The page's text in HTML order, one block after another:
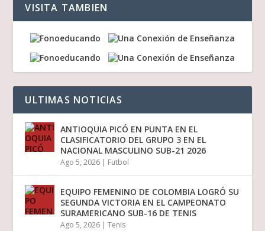
VISITA TAMBIEN
ULTIMAS NOTICIAS
ANTIOQUIA PICÓ EN PUNTA EN EL
CLASIFICATORIO DEL GRUPO 3 EN EL
NACIONAL MASCULINO SUB-21 2026
Ago 5, 2026 | Futbol
EQUIPO FEMENINO DE COLOMBIA LOGRÓ SU
SEGUNDA VICTORIA EN EL CAMPEONATO
SURAMERICANO SUB-16 DE TENIS
Ago 5, 2026 |Tenis